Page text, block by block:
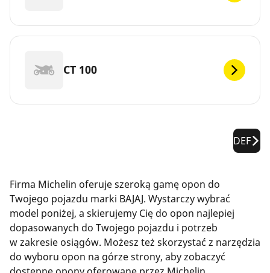
CT 100
DEF
Firma Michelin oferuje szeroką gamę opon do
Twojego pojazdu marki BAJAJ. Wystarczy wybrać
model poniżej, a skierujemy Cię do opon najlepiej
dopasowanych do Twojego pojazdu i potrzeb
w zakresie osiągów. Możesz też skorzystać z narzędzia
do wyboru opon na górze strony, aby zobaczyć